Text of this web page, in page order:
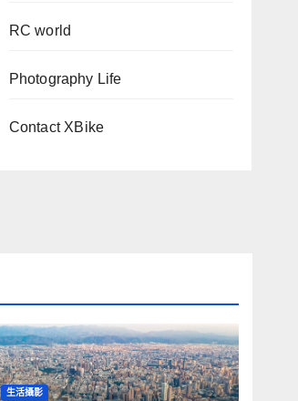
RC world
Photography Life
Contact XBike
生活攝影